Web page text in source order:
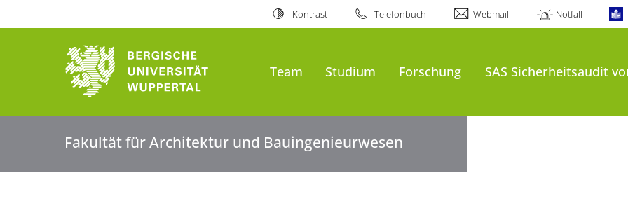
Kontrast Telefonbuch Webmail Notfall
Team Studium Forschung SAS Sicherheitsaudit
Fakultät für Architektur und Bauingenieurwesen